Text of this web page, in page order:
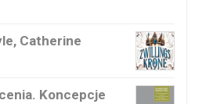
Catherine
Koncepcje